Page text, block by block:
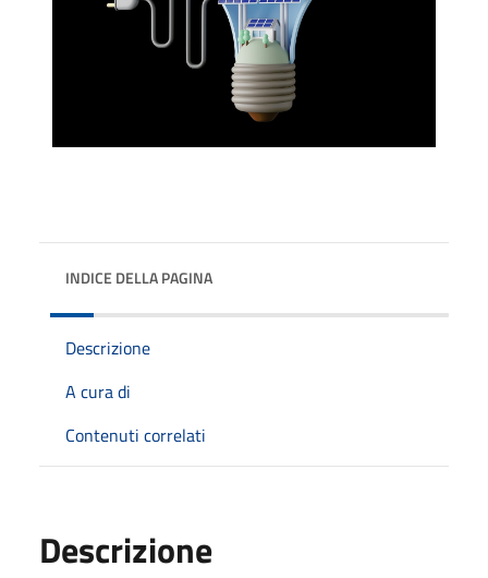
INDICE DELLA PAGINA
Descrizione
A cura di
Contenuti correlati
Descrizione